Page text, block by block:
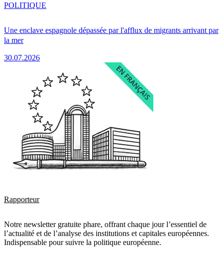
Une enclave espagnole dépassée par l'afflux de migrants arrivant par
la mer
30.07.2026
POLITIQUE
Rapporteur
Notre newsletter gratuite phare, offrant chaque jour l’essentiel de
l’actualité et de l’analyse des institutions et capitales européennes.
Indispensable pour suivre la politique européenne.